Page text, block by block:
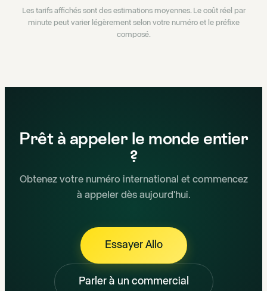
Les tarifs affichés sont des estimations moyennes. Le coût réel par
minute peut varier légèrement selon votre numéro et le préfixe
composé.
Prêt à appeler le monde entier
?
Obtenez votre numéro international et commencez
à appeler dès aujourd'hui.
Essayer Allo
Parler à un commercial